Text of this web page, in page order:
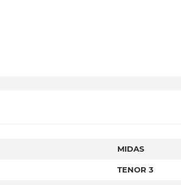
MIDAS
TENOR 3